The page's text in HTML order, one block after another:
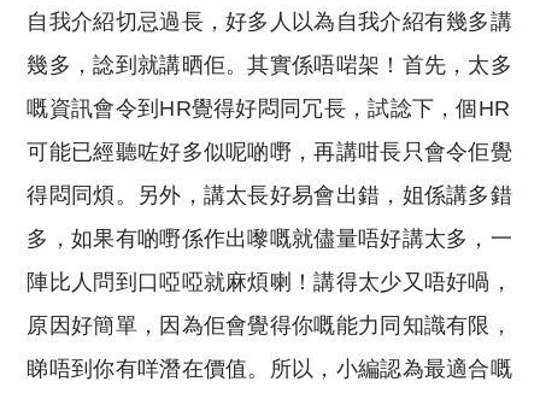
自我介紹切忌過長，好多人以為自我介紹有幾多講
幾多，諗到就講晒佢。其實係唔啱架！首先，太多
嘅資訊會令到HR覺得好悶同冗長，試諗下，個HR
可能已經聽咗好多似呢啲嘢，再講咁長只會令佢覺
得悶同煩。另外，講太長好易會出錯，姐係講多錯
多，如果有啲嘢係作出嚟嘅就儘量唔好講太多，一
陣比人問到口啞啞就麻煩喇！講得太少又唔好喎，
原因好簡單，因為佢會覺得你嘅能力同知識有限，
睇唔到你有咩潛在價值。所以，小編認為最適合嘅